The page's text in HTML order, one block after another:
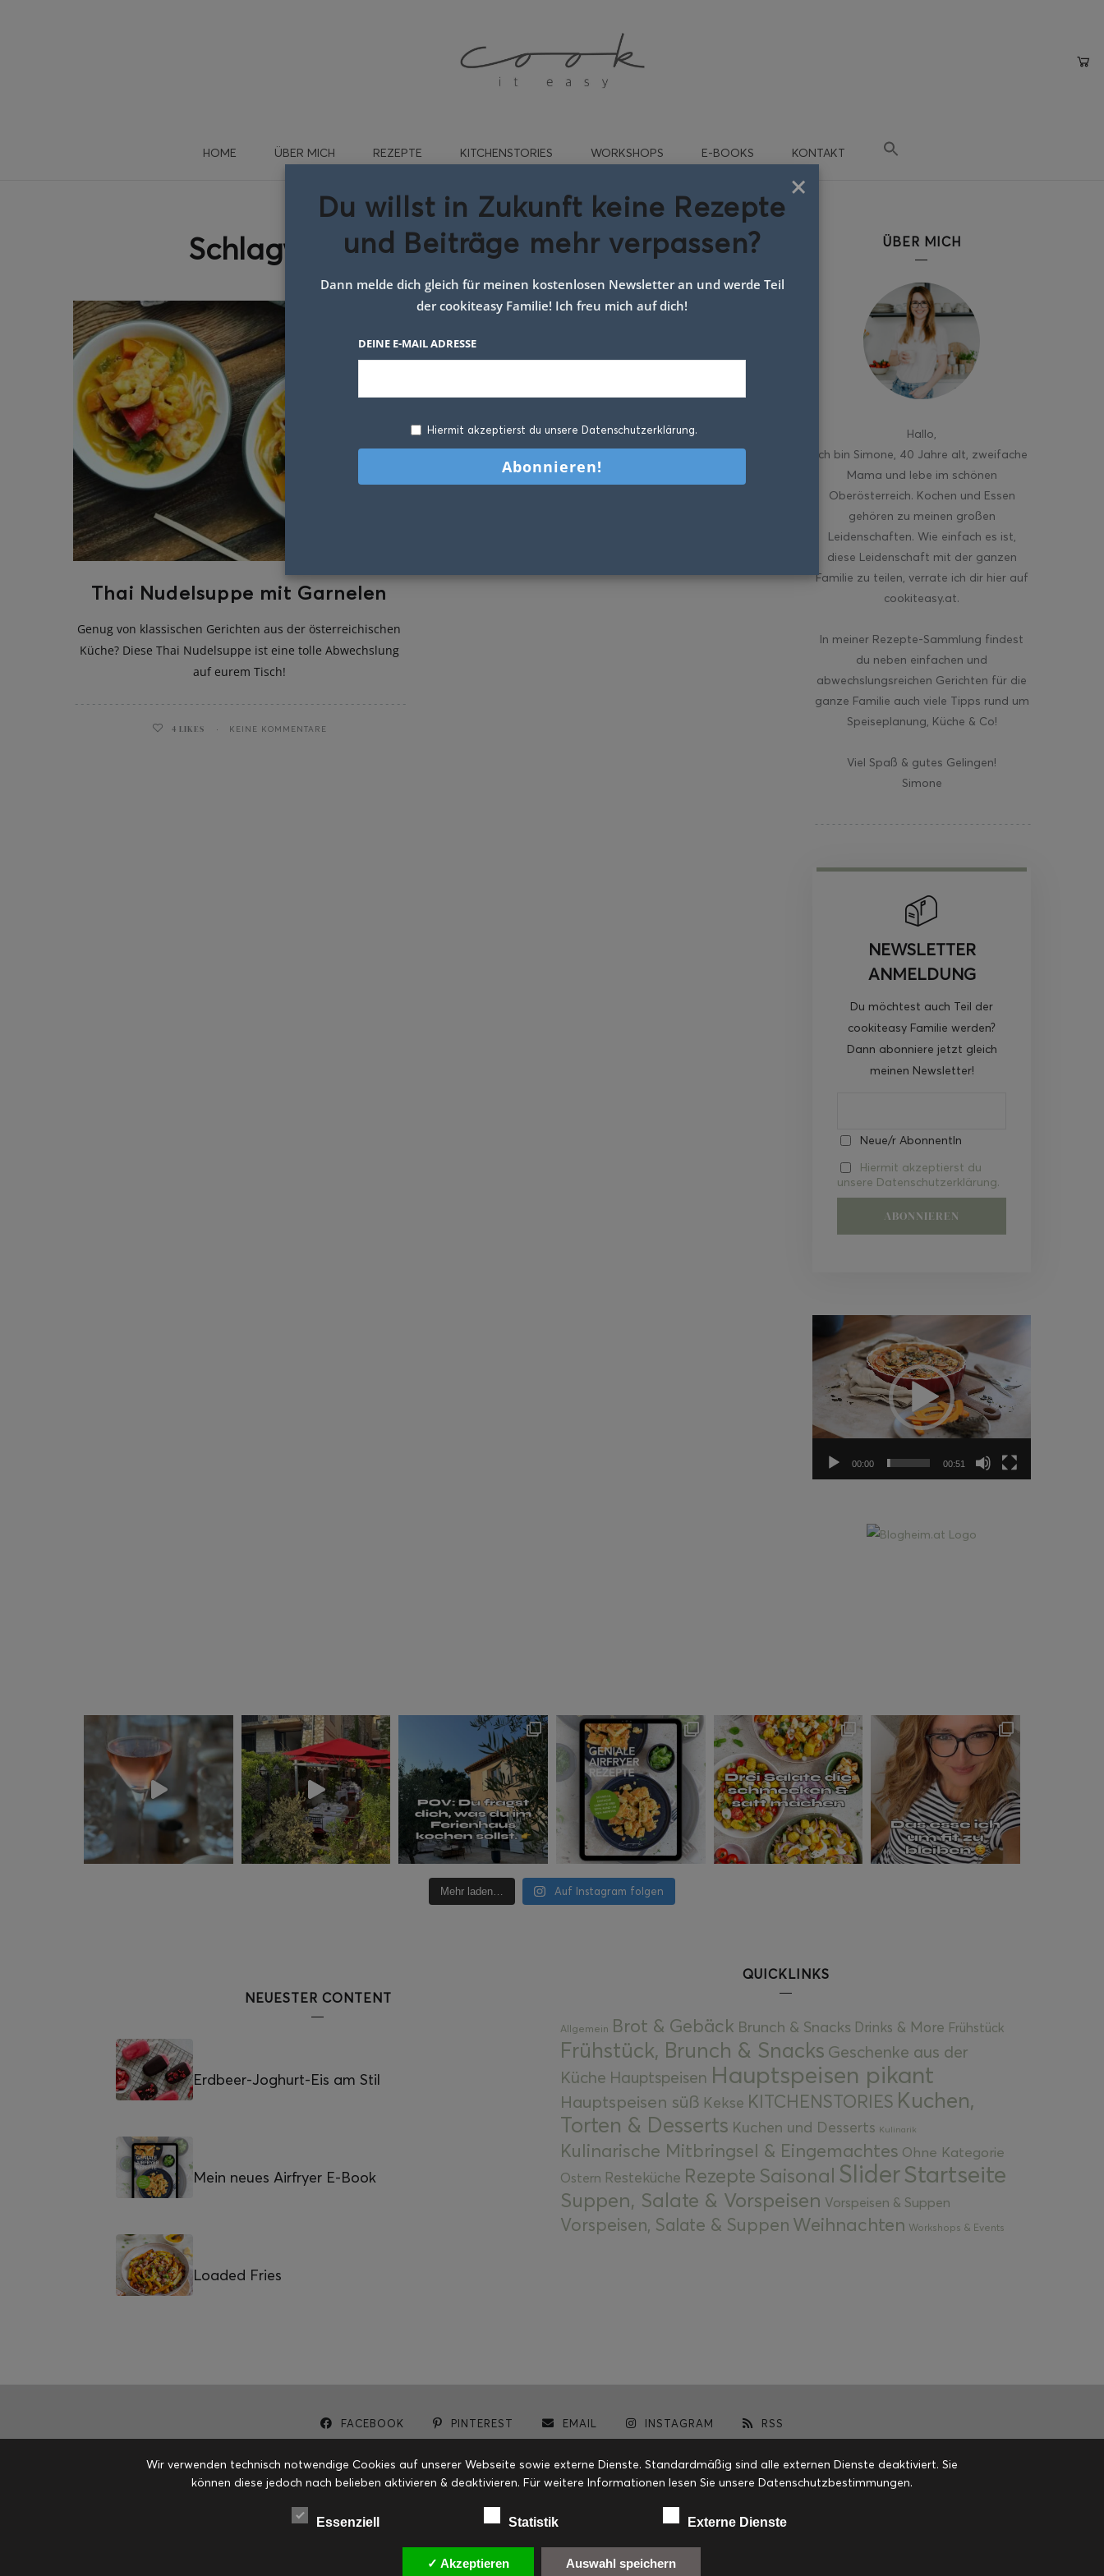
HOME ÜBER MICH REZEPTE KITCHENSTORIES WORKSHOPS E-BOOKS KONTAKT
Schlagwort:thailändisches rezept
Thai Nudelsuppe mit Garnelen
Genug von klassischen Gerichten aus der österreichischen
Küche? Diese Thai Nudelsuppe ist eine tolle Abwechslung
auf eurem Tisch!
4 LIKES KEINE KOMMENTARE
ÜBER MICH
Hallo
ich bin Simone, 40 Jahre alt, zweifache
Mama und lebe im schönen
Oberösterreich. Kochen und Essen
gehören zu meinen großen
Leidenschaften. Wie einfach es ist,
diese Leidenschaft mit der ganzen
Familie zu teilen, verrate ich dir hier auf
cookiteasy.at.
In meiner Rezepte-Sammlung findest
du neben einfachen und
abwechslungsreichen Gerichten für die
ganze Familie auch viele Tipps rund um
Speiseplanung, Küche & Co!
Viel Spaß & gutes Gelingen!
Simone
NEWSLETTER
ANMELDUNG
Du möchtest auch Teil der
cookiteasy Familie werden?
Dann abonniere jetzt gleich
meinen Newsletter!
Neue/r AbonnentIn
Hiermit akzeptierst du
unsere Datenschutzerklärung.
Video-
Player
00:00 00:51
Mehr laden… Auf Instagram folgen
NEUESTER CONTENT
Erdbeer-Joghurt-Eis am Stil
Mein neues Airfryer E-Book
Loaded Fries
QUICKLINKS
Allgemein Brot & Gebäck Brunch & Snacks Drinks & More Frühstück
Frühstück, Brunch & Snacks Geschenke aus der
Küche Hauptspeisen Hauptspeisen pikant
Hauptspeisen süß Kekse KITCHENSTORIES Kuchen,
Torten & Desserts Kuchen und Desserts Kulinarik
Kulinarische Mitbringsel & Eingemachtes Ohne Kategorie
Ostern Resteküche Rezepte Saisonal SliderStartseite
Suppen, Salate & Vorspeisen Vorspeisen & Suppen
Vorspeisen, Salate & Suppen Weihnachten Workshops & Events
FACEBOOK PINTEREST EMAIL INSTAGRAM RSS
×
Du willst in Zukunft keine Rezepte
und Beiträge mehr verpassen?
Dann melde dich gleich für meinen kostenlosen Newsletter an und werde Teil
der cookiteasy Familie! Ich freu mich auf dich!
DEINE E-MAIL ADRESSE
Hiermit akzeptierst du unsere Datenschutzerklärung.
Wir verwenden technisch notwendige Cookies auf unserer Webseite sowie externe Dienste. Standardmäßig sind alle externen Dienste deaktiviert. Sie
können diese jedoch nach belieben aktivieren & deaktivieren. Für weitere Informationen lesen Sie unsere Datenschutzbestimmungen.
Essenziell Statistik Externe Dienste
✓ Akzeptieren Auswahl speichern